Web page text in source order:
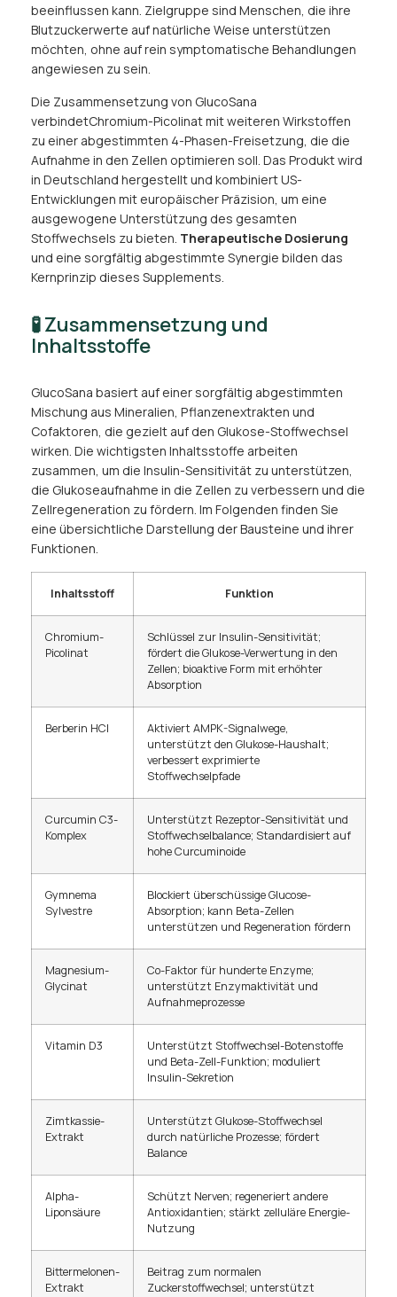
beeinflussen kann. Zielgruppe sind Menschen, die ihre
Blutzuckerwerte auf natürliche Weise unterstützen
möchten, ohne auf rein symptomatische Behandlungen
angewiesen zu sein.
Die Zusammensetzung von GlucoSana
verbindetChromium-Picolinat mit weiteren Wirkstoffen
zu einer abgestimmten 4-Phasen-Freisetzung, die die
Aufnahme in den Zellen optimieren soll. Das Produkt wird
in Deutschland hergestellt und kombiniert US-
Entwicklungen mit europäischer Präzision, um eine
ausgewogene Unterstützung des gesamten
Stoffwechsels zu bieten. Therapeutische Dosierung
und eine sorgfältig abgestimmte Synergie bilden das
Kernprinzip dieses Supplements.
🧪 Zusammensetzung und
Inhaltsstoffe
GlucoSana basiert auf einer sorgfältig abgestimmten
Mischung aus Mineralien, Pflanzenextrakten und
Cofaktoren, die gezielt auf den Glukose-Stoffwechsel
wirken. Die wichtigsten Inhaltsstoffe arbeiten
zusammen, um die Insulin-Sensitivität zu unterstützen,
die Glukoseaufnahme in die Zellen zu verbessern und die
Zellregeneration zu fördern. Im Folgenden finden Sie
eine übersichtliche Darstellung der Bausteine und ihrer
Funktionen.
Inhaltsstoff Funktion
Chromium-
Picolinat
Schlüssel zur Insulin-Sensitivität;
fördert die Glukose-Verwertung in den
Zellen; bioaktive Form mit erhöhter
Absorption
Berberin HCl
Aktiviert AMPK-Signalwege,
unterstützt den Glukose-Haushalt;
verbessert exprimierte
Stoffwechselpfade
Curcumin C3-
Komplex
Unterstützt Rezeptor-Sensitivität und
Stoffwechselbalance; Standardisiert auf
hohe Curcuminoide
Gymnema
Sylvestre
Blockiert überschüssige Glucose-
Absorption; kann Beta-Zellen
unterstützen und Regeneration fördern
Magnesium-
Glycinat
Co-Faktor für hunderte Enzyme;
unterstützt Enzymaktivität und
Aufnahmeprozesse
Vitamin D3
Unterstützt Stoffwechsel-Botenstoffe
und Beta-Zell-Funktion; moduliert
Insulin-Sekretion
Zimtkassie-
Extrakt
Unterstützt Glukose-Stoffwechsel
durch natürliche Prozesse; fördert
Balance
Alpha-
Liponsäure
Schützt Nerven; regeneriert andere
Antioxidantien; stärkt zelluläre Energie-
Nutzung
Bittermelonen-
Extrakt
Beitrag zum normalen
Zuckerstoffwechsel; unterstützt